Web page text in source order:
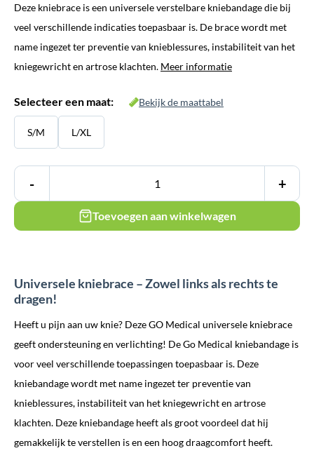
was:
€ 29,95.
is:
€ 24,95.
Deze kniebrace is een universele verstelbare kniebandage die bij
veel verschillende indicaties toepasbaar is. De brace wordt met
name ingezet ter preventie van knieblessures, instabiliteit van het
kniegewricht en artrose klachten. Meer informatie
Selecteer een maat: Bekijk de maattabel
S/M L/XL
- +
Toevoegen aan winkelwagen
Universele kniebrace – Zowel links als rechts te
dragen!
Heeft u pijn aan uw knie? Deze GO Medical universele kniebrace
geeft ondersteuning en verlichting! De Go Medical kniebandage is
voor veel verschillende toepassingen toepasbaar is. Deze
kniebandage wordt met name ingezet ter preventie van
knieblessures, instabiliteit van het kniegewricht en artrose
klachten. Deze kniebandage heeft als groot voordeel dat hij
gemakkelijk te verstellen is en een hoog draagcomfort heeft.